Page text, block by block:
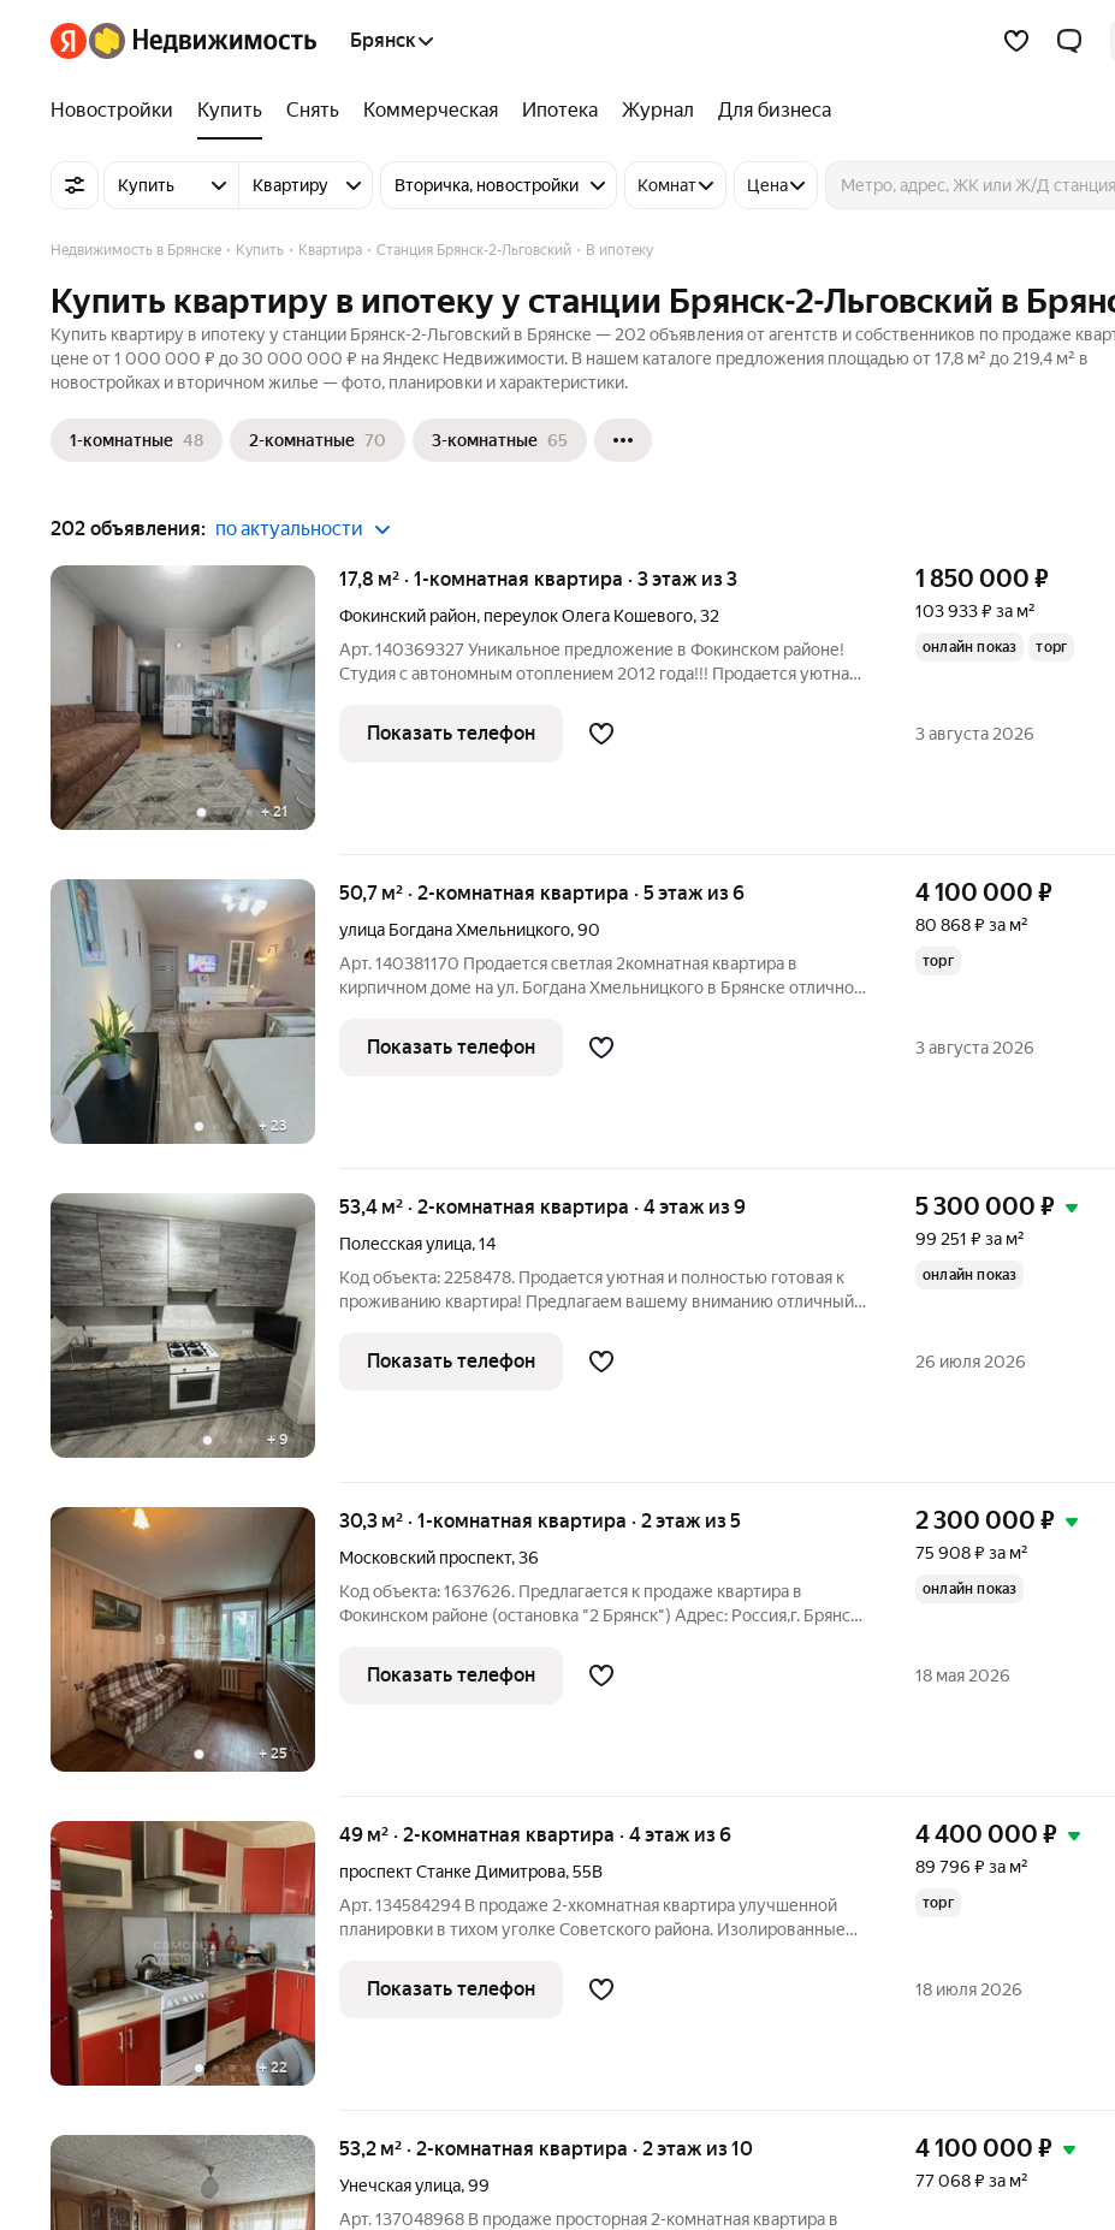
Брянск
Новостройки Купить Снять Коммерческая Ипотека Журнал Для бизнеса
Купить Квартиру Вторичка, новостройки Комнат Цена
Недвижимость в Брянске Купить Квартира Станция Брянск-2-Льговский В ипотеку
Купить квартиру в ипотеку у станции Брянск-2-Льговский в
Купить квартиру в ипотеку у станции Брянск-2-Льговский в Брянске — 202 объявления от агентств и собственников по продаже
цене от 1 000 000 ₽ до 30 000 000 ₽ на Яндекс Недвижимости. В нашем каталоге предложения площадью от 17,8 м² до 219,4 м² в
новостройках и вторичном жилье — фото, планировки и характеристики.
1-комнатные 48 2-комнатные 70 3-комнатные 65
202 объявления: по актуальности
+21
17,8 м² · 1-комнатная квартира · 3 этаж из 3
Фокинский район, переулок Олега Кошевого,32
Арт. 140369327 Уникальное предложение в Фокинском районе!
Студия с автономным отоплением 2012 года!!! Продается уютная
доме и застройщике: Малоэтажный комфорт: всего 3 этажа,
кирпичный дом
1 850 000 ₽
103 933 ₽ за м²
онлайн показ торг
Показать телефон 3 августа 2026
+ 23
50,7 м² · 2-комнатная квартира · 5 этаж из 6
улица Богдана Хмельницкого,90
Арт. 140381170 Продается светлая 2комнатная квартира в
кирпичном доме на ул. Богдана Хмельницкого в Брянске отличное
цены. Идеальный вариант для семьи. Квартира общей площадью
50,7 м без
4 100 000 ₽
80 868 ₽ за м²
торг
Показать телефон 3 августа 2026
+ 9
53,4 м² · 2-комнатная квартира · 4 этаж из 9
Полесская улица,14
Код объекта: 2258478. Продается уютная и полностью готовая к
проживанию квартира! Предлагаем вашему вниманию отличный
планировкой и стильным интерьером. Полностью
укомплектована мебелью и
5 300 000 ₽
99 251 ₽ за м²
онлайн показ
Показать телефон 26 июля 2026
+25
30,3 м² · 1-комнатная квартира · 2 этаж из 5
Московский проспект,36
Код объекта: 1637626. Предлагается к продаже квартира в
Фокинском районе (остановка "2 Брянск") Адрес: Россия,г. Брянск,
квартира находится в одном из наиболее удобных районов
Брянска. Близость к
2 300 000 ₽
75 908 ₽ за м²
онлайн показ
Показать телефон 18 мая 2026
+22
49 м² · 2-комнатная квартира · 4 этаж из 6
проспект Станке Димитрова,55В
Арт. 134584294 В продаже 2-хкомнатная квартира улучшенной
планировки в тихом уголке Советского района. Изолированные
лоджия предусматривает организацию пространства на ваше
усмотрение. Дом
4 400 000 ₽
89 796 ₽ за м²
торг
Показать телефон 18 июля 2026
53,2 м² · 2-комнатная квартира · 2 этаж из 10
Унечская улица,99
Арт. 137048968 В продаже просторная 2-комнатная квартира в
4 100 000 ₽
77 068 ₽ за м²